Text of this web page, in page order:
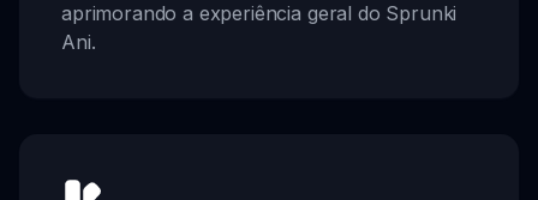
aprimorando a experiência geral do Sprunki
Ani.